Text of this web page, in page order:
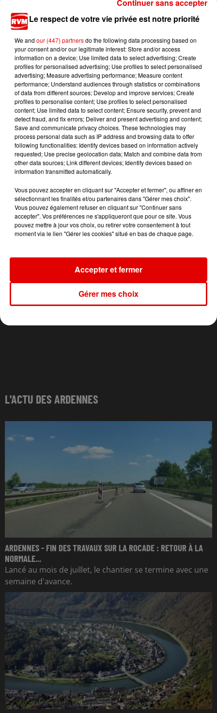
TITRES DIFFUSÉS
4h36
4h36
PHIL COLLINS
Another Day In
Paradise
4h33
4h33
JECK & CARLA
La Recette
4h30
4h30
RIVIERA
She Doesn't Mind
L'ACTU DES ARDENNES
ARDENNES - FIN DES TRAVAUX SUR LA ROCADE : RETOUR À LA
NORMALE...
Lancé au mois de juillet, le chantier se termine avec une
semaine d'avance.
Le respect de votre vie privée est notre priorité
We and our (447) partnersdo the following data processing based on
your consent and/or our legitimate interest: Store and/or access
information on a device; Use limited data to select advertising; Create
profiles for personalised advertising; Use profiles to select personalised
advertising; Measure advertising performance; Measure content
performance; Understand audiences through statistics or combinations
of data from different sources; Develop and improve services; Create
profiles to personalise content; Use profiles to select personalised
content; Use limited data to select content; Ensure security, prevent and
detect fraud, and fix errors; Deliver and present advertising and content;
Save and communicate privacy choices. These technologies may
process personal data such as IP address and browsing data to offer
following functionalities: Identify devices based on information actively
requested; Use precise geolocation data; Match and combine data from
other data sources; Link different devices; Identify devices based on
information transmitted automatically.
Vous pouvez accepter en cliquant sur "Accepter et fermer", ou affiner en
sélectionnant les finalités et/ou partenaires dans "Gérer mes choix".
Vous pouvez également refuser en cliquant sur "Continuer sans
accepter". Vos préférences ne s'appliqueront que pour ce site. Vous
pouvez mettre à jour vos choix, ou retirer votre consentement à tout
moment via le lien "Gérer les cookies" situé en bas de chaque page.
Gérer mes choix
Accepter et fermer
Continuer sans accepter